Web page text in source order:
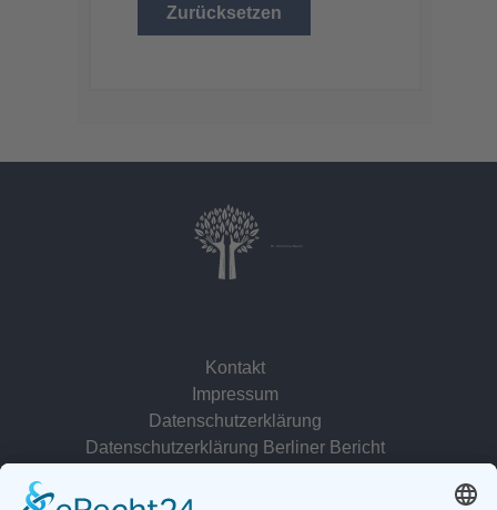
Zurücksetzen
Dr. Christina Baum
Kontakt
Impressum
Datenschutzerklärung
Datenschutzerklärung Berliner Bericht